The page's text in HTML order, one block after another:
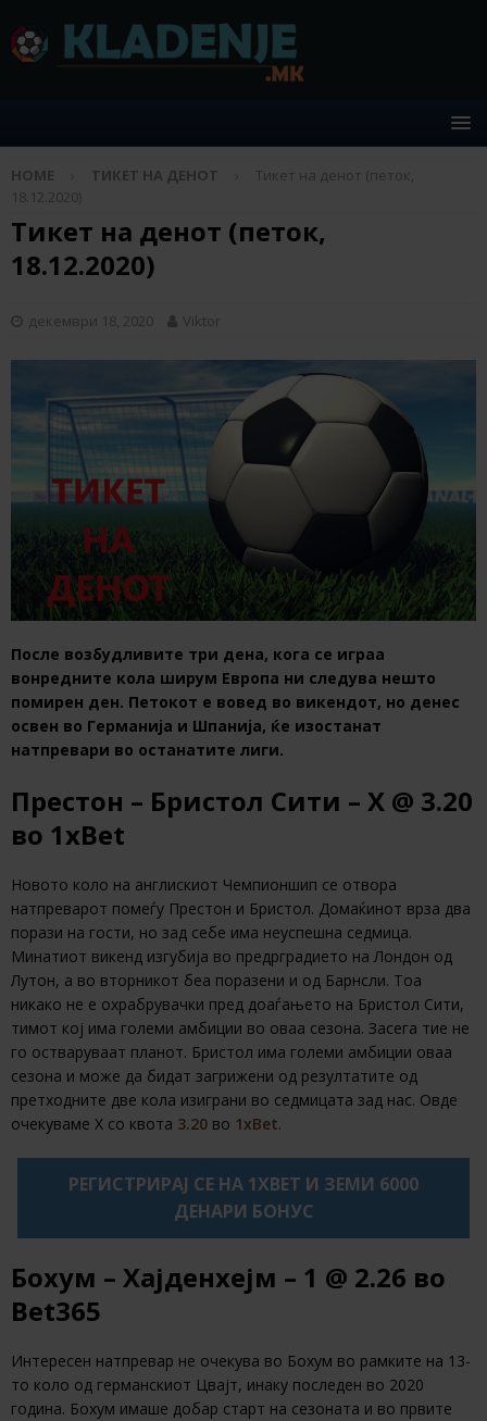
HOME ТИКЕТ НА ДЕНОТ
Тикет на денот (петок,
18.12.2020)
Тикет на денот (петок,
18.12.2020)
декември 18, 2020 Viktor
После возбудливите три дена, кога се играа
вонредните кола ширум Европа ни следува нешто
помирен ден. Петокот е вовед во викендот, но денес
освен во Германија и Шпанија, ќе изостанат
натпревари во останатите лиги.
Престон – Бристол Сити – Х @ 3.20
во 1xBet
Новото коло на англискиот Чемпионшип се отвора
натпреварот помеѓу Престон и Бристол. Домаќинот врза два
порази на гости, но зад себе има неуспешна седмица.
Минатиот викенд изгубија во предрградието на Лондон од
Лутон, а во вторникот беа поразени и од Барнсли. Тоа
никако не е охрабрувачки пред доаѓањето на Бристол Сити,
тимот кој има големи амбиции во оваа сезона. Засега тие не
го остваруваат планот. Бристол има големи амбиции оваа
сезона и може да бидат загрижени од резултатите од
претходните две кола изиграни во седмицата зад нас. Овде
очекуваме Х со квота 3.20 во 1xBet.
РЕГИСТРИРАЈ СЕ НА 1XBET И ЗЕМИ 6000
ДЕНАРИ БОНУС
Бохум – Хајденхејм – 1 @ 2.26 во
Bet365
Интересен натпревар не очекува во Бохум во рамките на 13-
то коло од германскиот Цвајт, инаку последен во 2020
година. Бохум имаше добар старт на сезоната и во првите